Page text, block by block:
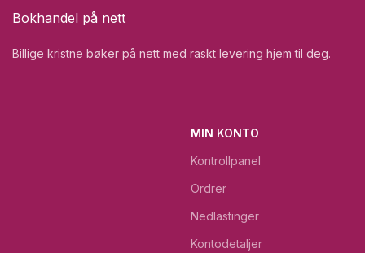
Bokhandel på nett
Billige kristne bøker på nett med raskt levering hjem til deg.
MIN KONTO
Kontrollpanel
Ordrer
Nedlastinger
Kontodetaljer